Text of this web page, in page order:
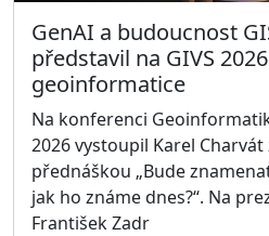
GenAI a budoucnost
představil na GIVS
geoinformatice
Na konferenci
2026 vystoupil Karel Charvát
přednáškou „Bude
jak ho známe dnes?“. Na
František Zadr